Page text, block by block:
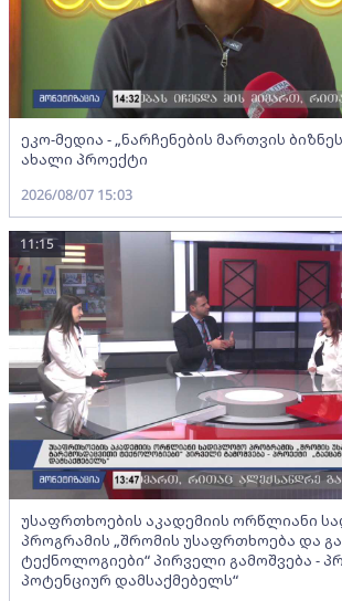
ეკო-მედია - „ნარჩენების მართვის
ახალი პროექტი
2026/08/07 15:03
უსაფრთხოების აკადემიის ორწლიანი
პროგრამის „შრომის უსაფრთხოება და
ტექნოლოგიები“ პირველი გამოშვება -
პოტენციურ დამსაქმებელს“
11:15